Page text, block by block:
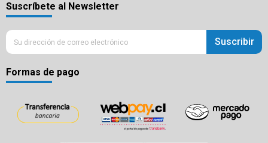
Suscríbete al Newsletter
Suscribir
Formas de pago